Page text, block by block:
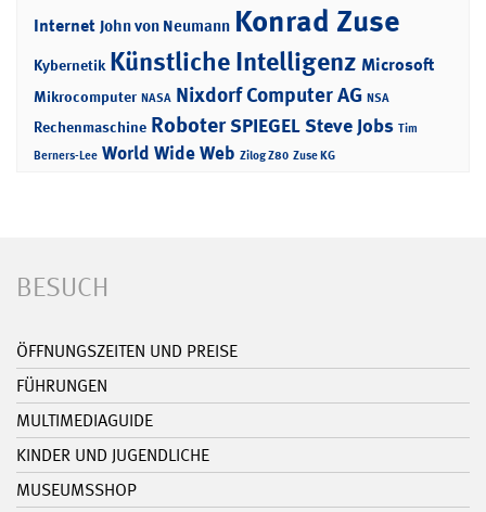
Internet John von Neumann Konrad Zuse
Kybernetik Künstliche Intelligenz Microsoft
Mikrocomputer NASA Nixdorf Computer AG NSA
Rechenmaschine RoboterSPIEGELSteve Jobs Tim
Berners-Lee World Wide Web Zilog Z80 Zuse KG
BESUCH
ÖFFNUNGSZEITEN UND PREISE
FÜHRUNGEN
MULTIMEDIAGUIDE
KINDER UND JUGENDLICHE
MUSEUMSSHOP